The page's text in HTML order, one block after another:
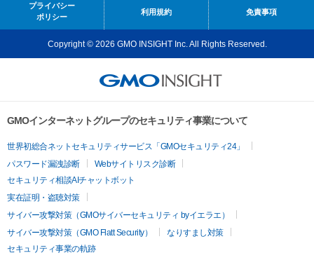
プライバシー
ポリシー
利用規約 免責事項
Copyright © 2026 GMO INSIGHT Inc. All Rights Reserved.
GMOインターネットグループのセキュリティ事業について
世界初総合ネットセキュリティサービス「GMOセキュリティ24」
パスワード漏洩診断
Webサイトリスク診断
セキュリティ相談AIチャットボット
実在証明・盗聴対策
サイバー攻撃対策（GMOサイバーセキュリティ byイエラエ）
サイバー攻撃対策（GMO Flatt Security）
なりすまし対策
セキュリティ事業の軌跡